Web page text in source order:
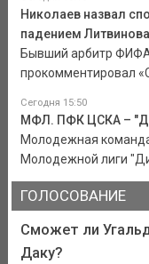
Николаев назвал
падением
Бывший арбитр
прокомментировал
Сегодня 15:50
МФЛ. ПФК ЦСКА –
Молодежная
Молодежной лиги
ГОЛОСОВАНИЕ
Сможет ли
Даку?